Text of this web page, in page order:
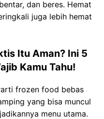
dan beres. Hemat
juga lebih hemat
Itu Aman? Ini 5
Kamu Tahu!
frozen food bebas
yang bisa muncul
menu utama.